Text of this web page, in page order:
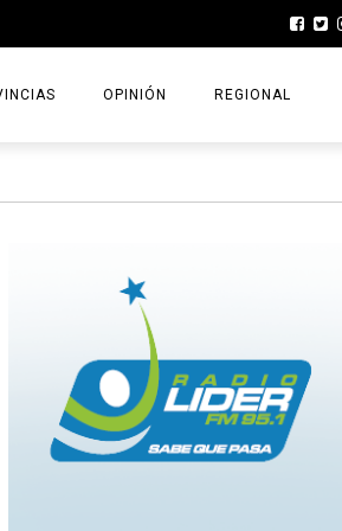
OPINIÓN REGIONAL